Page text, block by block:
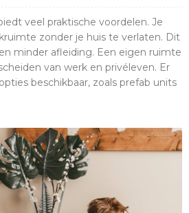
veel praktische voordelen. Je
zonder je huis te verlaten. Dit
minder afleiding. Een eigen ruimte
van werk en privéleven. Er
beschikbaar, zoals prefab units